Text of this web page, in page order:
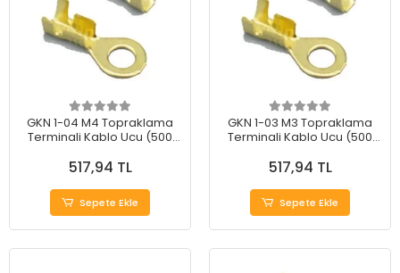
GKN 1-04 M4 Topraklama
Terminali Kablo Ucu (500
517,94 TL
Sepete Ekle
GKN 1-03 M3 Topraklama
Terminali Kablo Ucu (500
517,94 TL
Sepete Ekle